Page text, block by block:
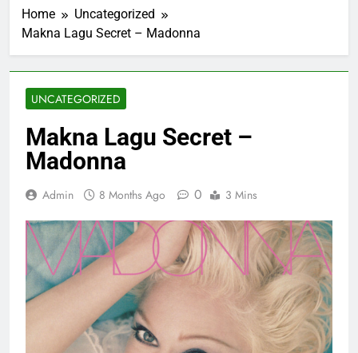
Home
Uncategorized
Makna Lagu Secret – Madonna
UNCATEGORIZED
Makna Lagu Secret –
Madonna
Admin 8 Months Ago 0 3 Mins